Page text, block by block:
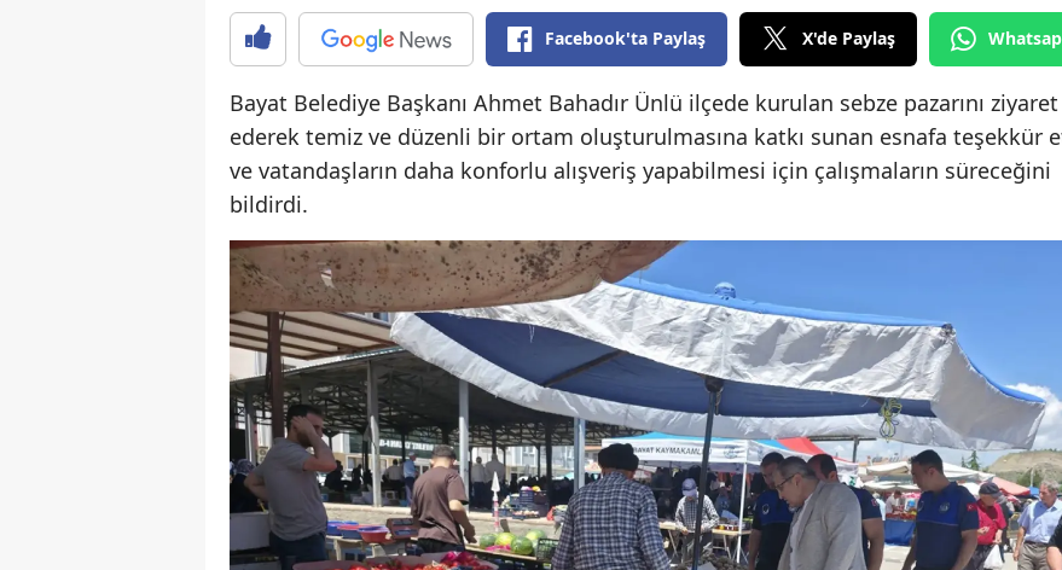
Gaziantep
Giresun
Gümüşhane
Hakkari
İstanbul
İzmir
Kars
Kastamonu
Kayseri
Facebook'ta Paylaş X'de Paylaş
Bayat Belediye Başkanı Ahmet Bahadır Ünlü ilçede kurulan sebze pazarını ziyaret
ederek temiz ve düzenli bir ortam oluşturulmasına katkı sunan esnafa teşekkür
ve vatandaşların daha konforlu alışveriş yapabilmesi için çalışmaların süreceğini
bildirdi.